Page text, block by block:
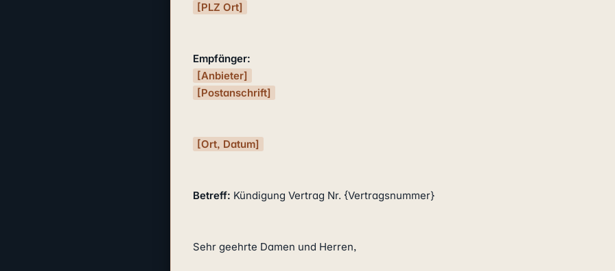
[PLZ Ort]
Empfänger:
[Anbieter]
[Postanschrift]
[Ort, Datum]
Betreff: Kündigung Vertrag Nr. {Vertragsnummer}
Sehr geehrte Damen und Herren,